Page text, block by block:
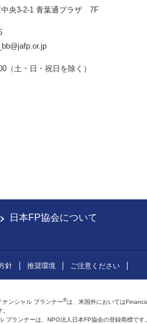
中央3-2-1 青葉通プラザ 7F
（土・日・祝日を除く）
日本FP協会について
針 推奨環境 ご注意ください
ナンシャル プランナー®は、米国外においては
ランナーは、NPO法人日本FP協会の登録商標です。